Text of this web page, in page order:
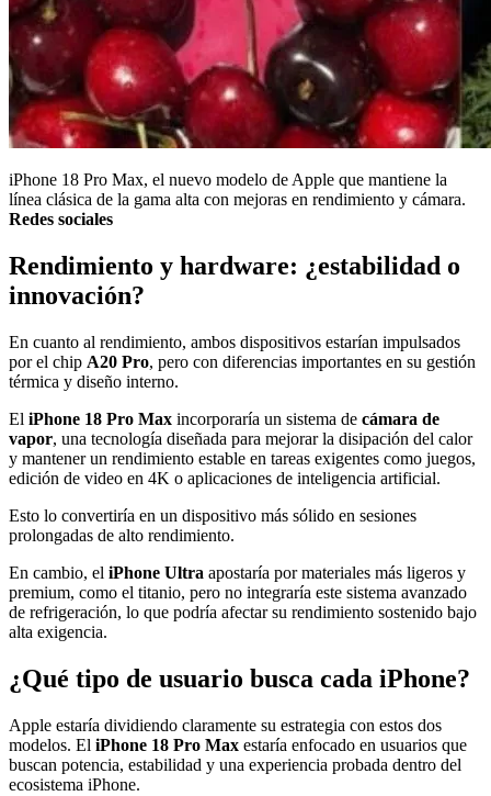
iPhone 18 Pro Max, el nuevo modelo de Apple que mantiene la
línea clásica de la gama alta con mejoras en rendimiento y cámara.
Redes sociales
Rendimiento y hardware: ¿estabilidad o
innovación?
En cuanto al rendimiento, ambos dispositivos estarían impulsados
por el chip A20 Pro, pero con diferencias importantes en su gestión
térmica y diseño interno.
El iPhone 18 Pro Max incorporaría un sistema de cámara de
vapor, una tecnología diseñada para mejorar la disipación del calor
y mantener un rendimiento estable en tareas exigentes como juegos,
edición de video en 4K o aplicaciones de inteligencia artificial.
Esto lo convertiría en un dispositivo más sólido en sesiones
prolongadas de alto rendimiento.
En cambio, el iPhone Ultra apostaría por materiales más ligeros y
premium, como el titanio, pero no integraría este sistema avanzado
de refrigeración, lo que podría afectar su rendimiento sostenido bajo
alta exigencia.
¿Qué tipo de usuario busca cada iPhone?
Apple estaría dividiendo claramente su estrategia con estos dos
modelos. El iPhone 18 Pro Max estaría enfocado en usuarios que
buscan potencia, estabilidad y una experiencia probada dentro del
ecosistema iPhone.